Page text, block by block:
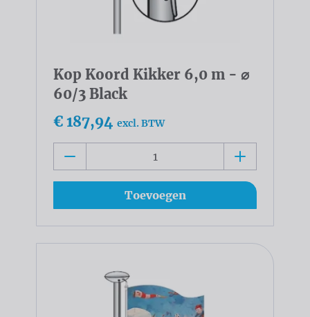
Kop Koord Kikker 6,0 m - ⌀
60/3 Black
€ 187,94 excl. BTW
Toevoegen